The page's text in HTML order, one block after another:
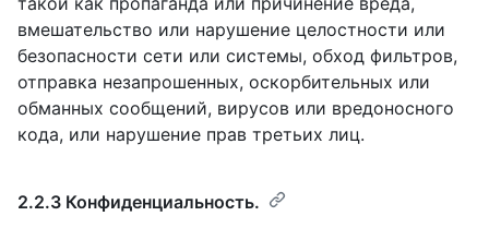
вмешательство или нарушение целостности или
безопасности сети или системы, обход фильтров,
отправка незапрошенных, оскорбительных или
обманных сообщений, вирусов или вредоносного
кода, или нарушение прав третьих лиц.
2.2.3 Конфиденциальность.